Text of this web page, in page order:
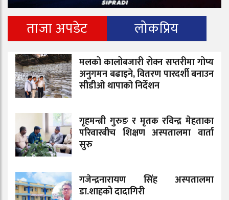
ताजा अपडेट लोकप्रिय
मलको कालोबजारी रोक्न सप्तरीमा गोप्य
अनुगमन बढाइने, वितरण पारदर्शी बनाउन
सीडीओ थापाको निर्देशन
गृहमन्त्री गुरुङ र मृतक रविन्द्र मेहताका
परिवारबीच शिक्षण अस्पतालमा वार्ता
सुरु
गजेन्द्रनारायण सिंह अस्पतालमा
डा.शाहको दादागिरी